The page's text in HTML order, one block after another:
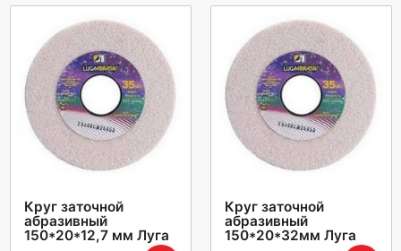
Круг заточной
абразивный
150*20*12,7 мм Луга
Круг заточной
абразивный
150*20*32мм Луга